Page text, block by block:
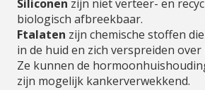
Siliconen zijn niet verteer- en
biologisch afbreekbaar.
Ftalaten zijn chemische stoffen
in de huid en zich verspreiden over
Ze kunnen de
zijn mogelijk kankerverwekkend.